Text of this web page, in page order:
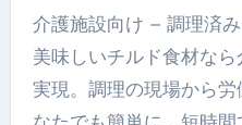
介護施設向け – 調理済
美味しいチルド食材な
実現。調理の現場から